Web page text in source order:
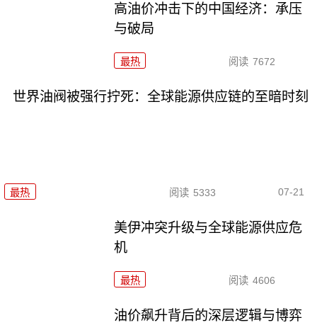
高油价冲击下的中国经济：承压
与破局
最热 阅读 7672
世界油阀被强行拧死：全球能源供应链的至暗时刻
最热 阅读 5333 07-21
美伊冲突升级与全球能源供应危
机
最热 阅读 4606
油价飙升背后的深层逻辑与博弈